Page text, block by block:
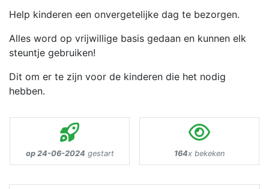
Help kinderen een onvergetelijke dag te bezorgen.
Alles word op vrijwillige basis gedaan en kunnen elk
steuntje gebruiken!
Dit om er te zijn voor de kinderen die het nodig
hebben.
op 24-06-2024 gestart 164x bekeken